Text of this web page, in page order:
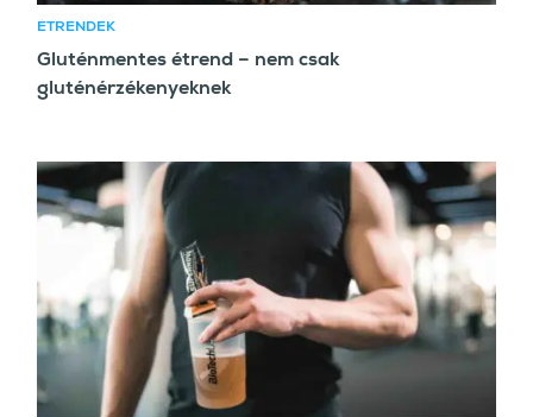
ÉTRENDEK
Gluténmentes étrend – nem csak
gluténérzékenyeknek